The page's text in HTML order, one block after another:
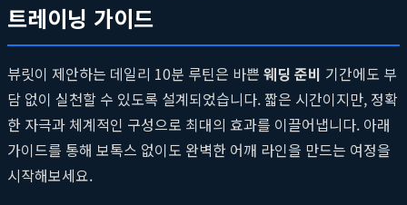
트레이닝 가이드
뷰릿이 제안하는 데일리 10분 루틴은 바쁜 웨딩 준비 기간에도 부
담 없이 실천할 수 있도록 설계되었습니다. 짧은 시간이지만, 정확
한 자극과 체계적인 구성으로 최대의 효과를 이끌어냅니다. 아래
가이드를 통해 보톡스 없이도 완벽한 어깨 라인을 만드는 여정을
시작해보세요.